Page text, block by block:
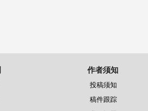
作者须知
投稿须知
稿件跟踪